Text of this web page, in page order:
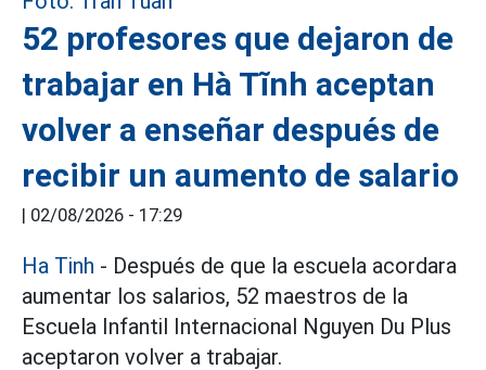
52 profesores que dejaron de
trabajar en Hà Tĩnh aceptan
volver a enseñar después de
recibir un aumento de salario
| 02/08/2026 - 17:29
Ha Tinh - Después de que la escuela acordara
aumentar los salarios, 52 maestros de la
Escuela Infantil Internacional Nguyen Du Plus
aceptaron volver a trabajar.